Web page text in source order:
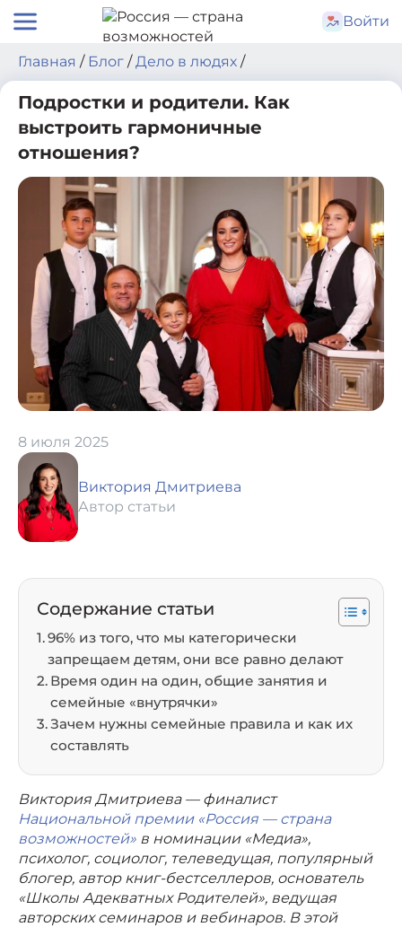
Skip
to
Войти
Главная / Блог /Дело в людях /
Подростки и родители. Как
выстроить гармоничные
отношения?
8 июля 2025
Виктория Дмитриева
Автор статьи
Содержание статьи
96% из того, что мы категорически
запрещаем детям, они все равно делают
Время один на один, общие занятия и
семейные «внутрячки»
Зачем нужны семейные правила и как их
составлять
Виктория Дмитриева — финалист
Национальной премии «Россия — страна
возможностей» в номинации «Медиа»,
психолог, социолог, телеведущая, популярный
блогер, автор книг-бестселлеров, основатель
«Школы Адекватных Родителей», ведущая
авторских семинаров и вебинаров. В этой